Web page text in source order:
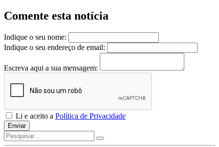
Comente esta notícia
Indique o seu nome:
Indique o seu endereço de email:
Escreva aqui a sua mensagem:
Li e aceito a Política de Privacidade
Enviar